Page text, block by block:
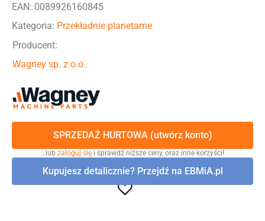
EAN: 0089926160845
Kategoria: Przekładnie planetarne
Producent:
Wagney sp. z o.o.
SPRZEDAŻ HURTOWA (utwórz konto)
…lub zaloguj się i sprawdź niższe ceny, oraz inne korzyści!
Kupujesz detalicznie? Przejdź na EBMiA.pl